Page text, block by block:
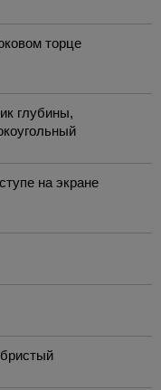
торце
глубины,
на экране